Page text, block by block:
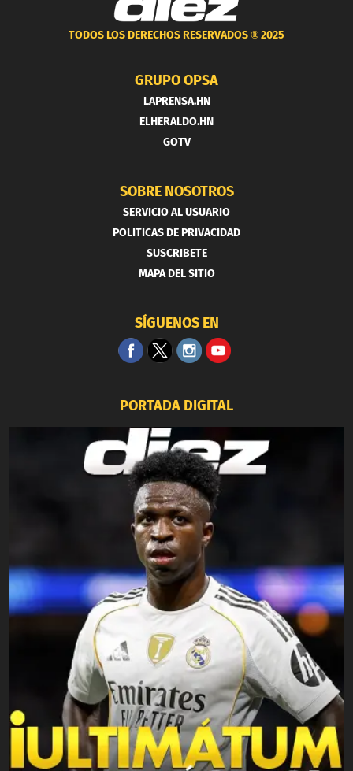
TODOS LOS DERECHOS RESERVADOS ®2025
GRUPO OPSA
LAPRENSA.HN
ELHERALDO.HN
GOTV
SOBRE NOSOTROS
SERVICIO AL USUARIO
POLITICAS DE PRIVACIDAD
SUSCRIBETE
MAPA DEL SITIO
SÍGUENOS EN
PORTADA DIGITAL